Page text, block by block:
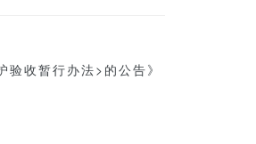
收暂行办法>的公告》